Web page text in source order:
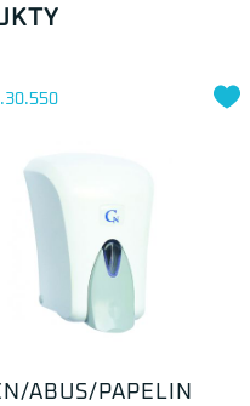
ABUS/PAPELIN